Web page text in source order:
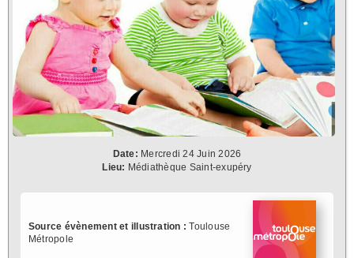
Date: Mercredi 24 Juin 2026
Lieu: Médiathèque Saint-exupéry
Source évènement et illustration : Toulouse
Métropole